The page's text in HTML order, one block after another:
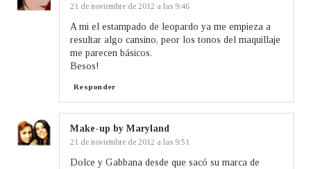
21 de noviembre de 2012 a las 9:46
A mi el estampado de leopardo ya me empieza a
resultar algo cansino, peor los tonos del maquillaje
me parecen básicos.
Besos!
Responder
Make-up by Maryland
21 de noviembre de 2012 a las 9:51
Dolce y Gabbana desde que sacó su marca de